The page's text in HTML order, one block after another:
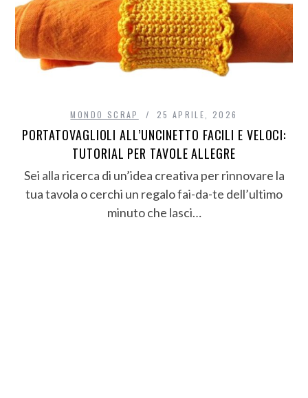
MONDO SCRAP 25 APRILE, 2026
PORTATOVAGLIOLI ALL’UNCINETTO FACILI E VELOCI:
TUTORIAL PER TAVOLE ALLEGRE
Sei alla ricerca di un’idea creativa per rinnovare la
tua tavola o cerchi un regalo fai-da-te dell’ultimo
minuto che lasci…